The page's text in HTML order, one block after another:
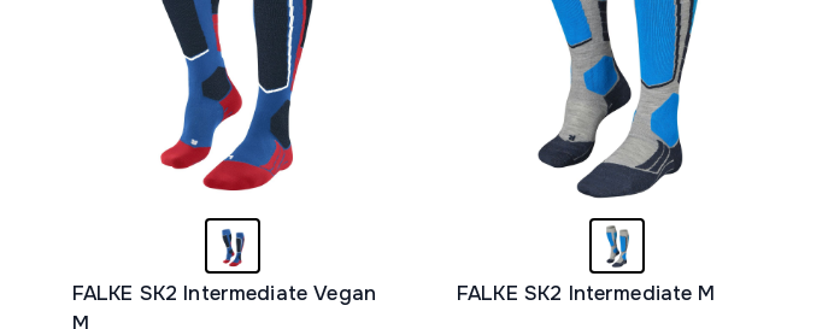
FALKE SK2 Intermediate Vegan
M
FALKE SK2 Intermediate M